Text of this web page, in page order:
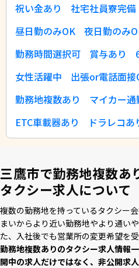
祝い金あり
社宅社員寮完備
昼日勤のみOK
夜日勤のみ
勤務時間選択可
賞与あり
女性活躍中
出張or電話面接
勤務地複数あり
マイカー通
ETC車載器あり
ドラレコあ
三鷹市で勤務地複数あ
タクシー求人について
複数の勤務地を持っているタクシー
まいからより近い勤務地やより通い
た、⼊社後でも営業所の変更希望を
勤務地複数ありのタクシー求⼈情報
開中の求⼈だけではなく、⾮公開求